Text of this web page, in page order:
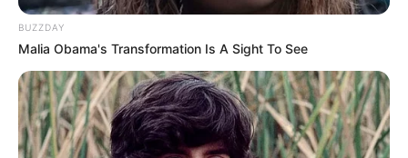
BUZZDAY
Malia Obama's Transformation Is A Sight To See